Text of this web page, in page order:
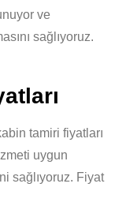
ve
sağlıyoruz.
tamiri fiyatları
uygun
sağlıyoruz. Fiyat